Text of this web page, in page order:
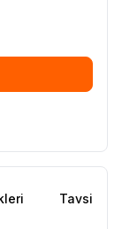
Tavsiye Et